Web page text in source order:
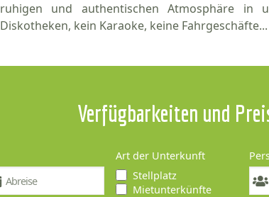
ruhigen und authentischen Atmosphäre
Diskotheken, kein Karaoke, keine
Verfügbarkeiten und
Art der Unterkunft
Stellplatz
Mietunterkünfte